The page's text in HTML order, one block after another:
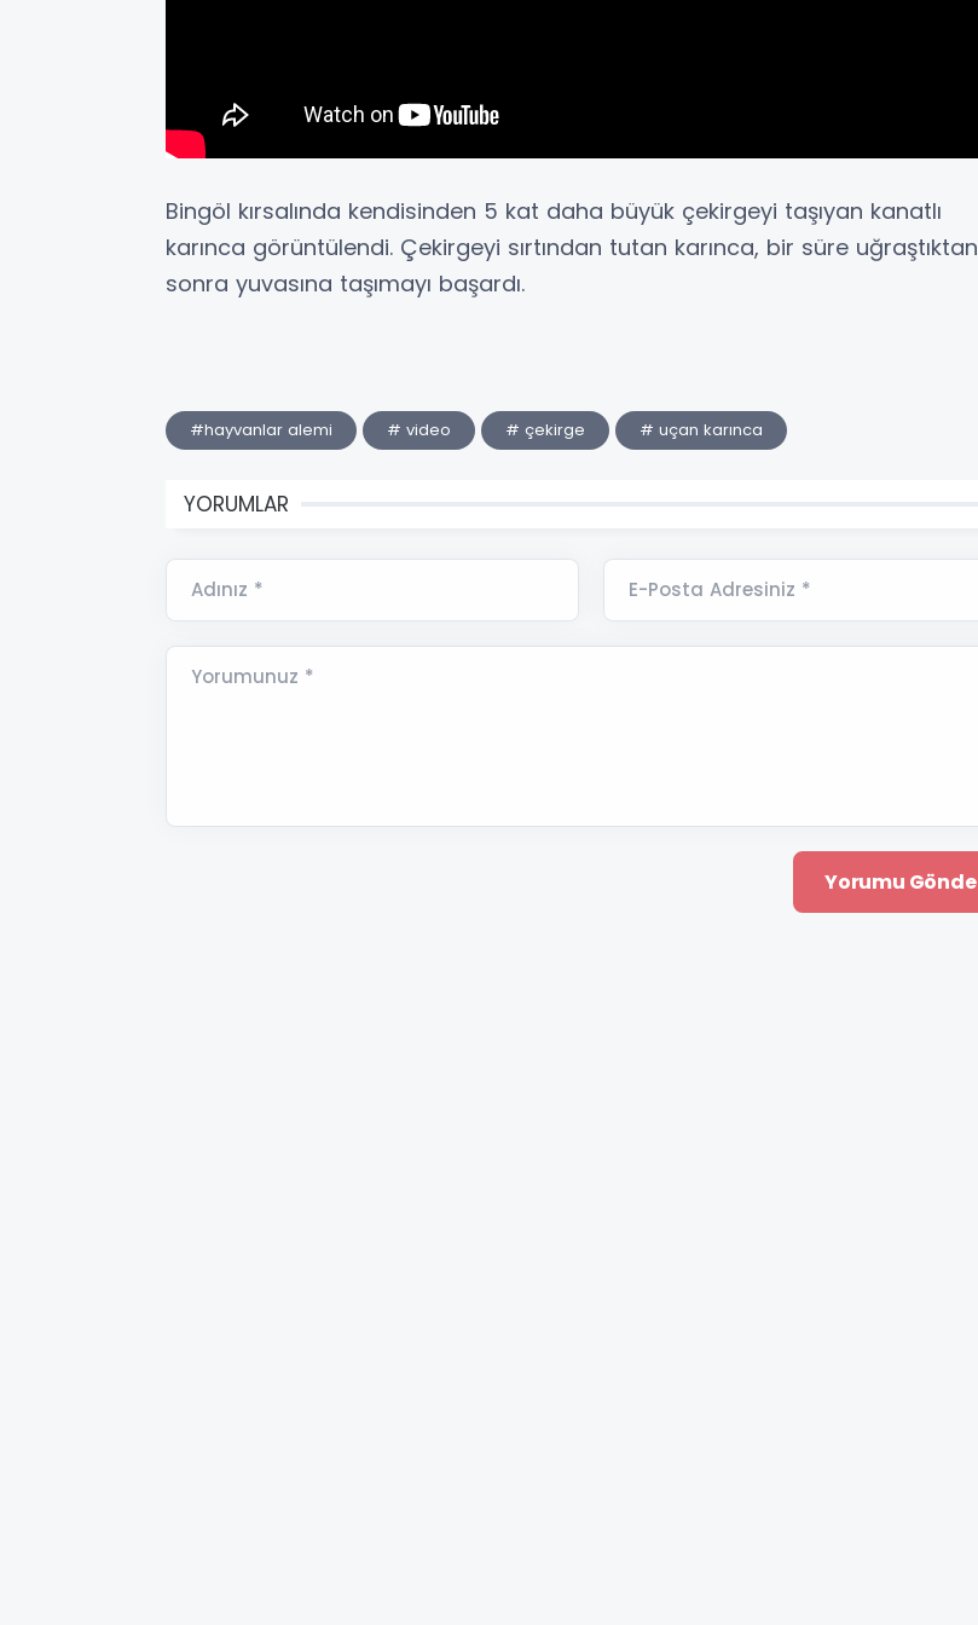
Bingöl kırsalında kendisinden 5 kat daha büyük çekirgeyi taşıyan kanatlı
karınca görüntülendi. Çekirgeyi sırtından tutan karınca, bir süre uğraştıktan
sonra yuvasına taşımayı başardı.
#hayvanlar alemi # video # çekirge # uçan karınca
YORUMLAR
Adınız * E-Posta Adresiniz *
Yorumunuz *